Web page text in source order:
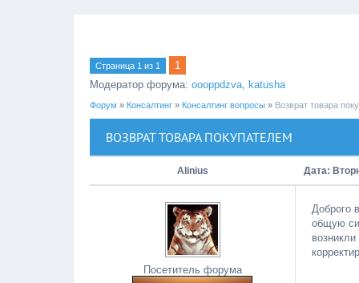
Страница 1 из 1
1
Модератор форума: oooppdzva, katusha
Форум » Консалтинг » Консалтинг вопросы » Возврат товара
ВОЗВРАТ ТОВАРА ПОКУПАТЕЛЕМ
Alinius Дата:
Посетитель форума
Доброго
общую